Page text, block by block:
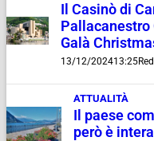
Il Casinò di
Pallacanestro
Galà
13/12/202413:25
ATTUALITÀ
Il paese
però è